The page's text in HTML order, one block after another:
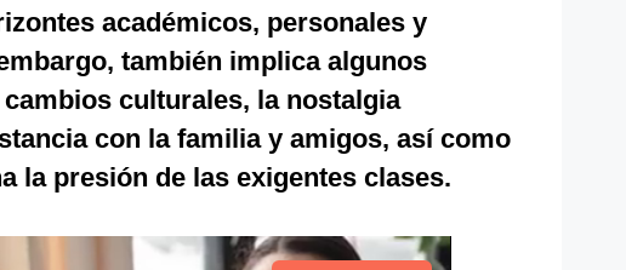
académicos, personales y
también implica algunos
culturales, la nostalgia
con la familia y amigos, así como
la presión de las exigentes clases.